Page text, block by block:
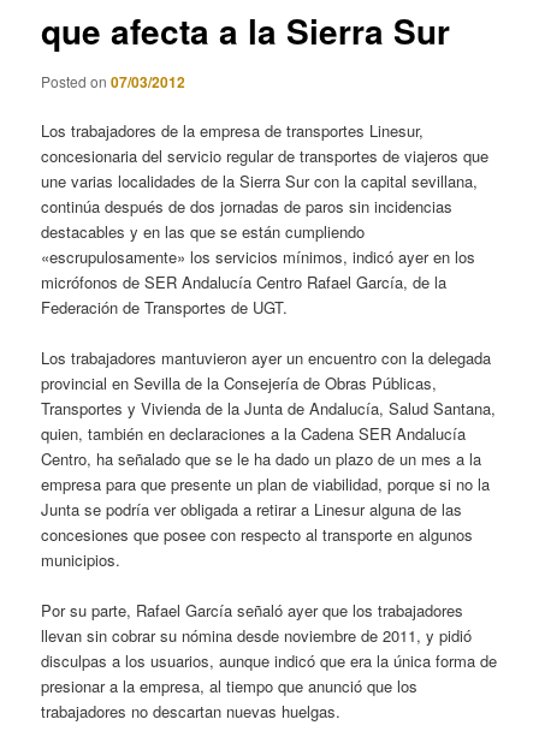
que afecta a la Sierra Sur
Posted on07/03/2012
Los trabajadores de la empresa de transportes Linesur,
concesionaria del servicio regular de transportes de viajeros que
une varias localidades de la Sierra Sur con la capital sevillana,
continúa después de dos jornadas de paros sin incidencias
destacables y en las que se están cumpliendo
«escrupulosamente» los servicios mínimos, indicó ayer en los
micrófonos de SER Andalucía Centro Rafael García, de la
Federación de Transportes de UGT.
Los trabajadores mantuvieron ayer un encuentro con la delegada
provincial en Sevilla de la Consejería de Obras Públicas,
Transportes y Vivienda de la Junta de Andalucía, Salud Santana,
quien, también en declaraciones a la Cadena SER Andalucía
Centro, ha señalado que se le ha dado un plazo de un mes a la
empresa para que presente un plan de viabilidad, porque si no la
Junta se podría ver obligada a retirar a Linesur alguna de las
concesiones que posee con respecto al transporte en algunos
municipios.
Por su parte, Rafael García señaló ayer que los trabajadores
llevan sin cobrar su nómina desde noviembre de 2011, y pidió
disculpas a los usuarios, aunque indicó que era la única forma de
presionar a la empresa, al tiempo que anunció que los
trabajadores no descartan nuevas huelgas.